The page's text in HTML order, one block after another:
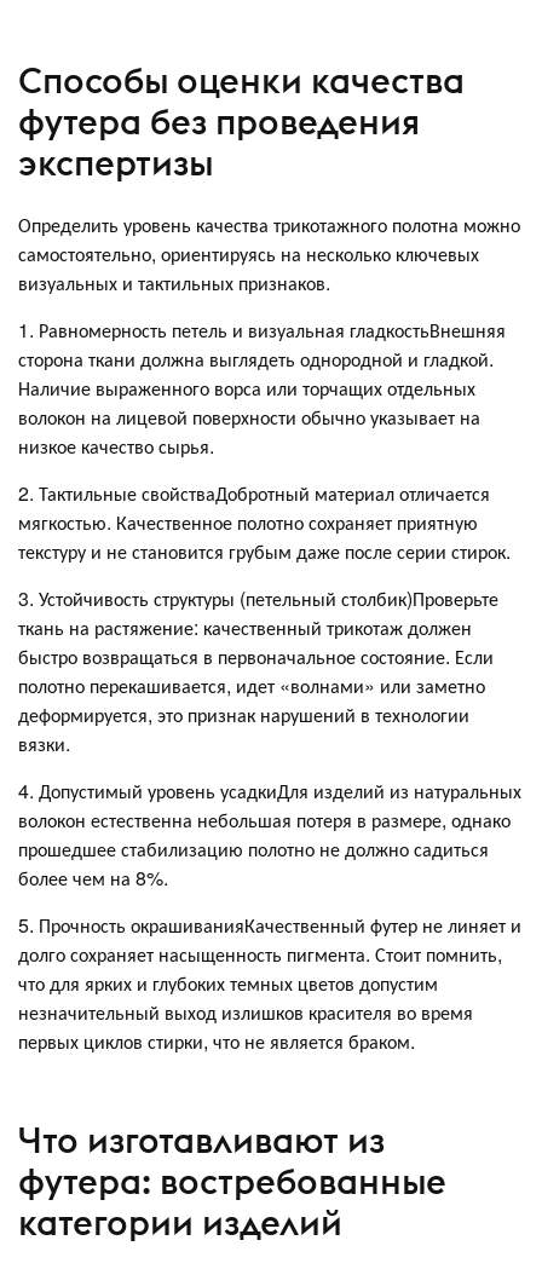
Способы оценки качества
футера без проведения
экспертизы
Определить уровень качества трикотажного полотна можно
самостоятельно, ориентируясь на несколько ключевых
визуальных и тактильных признаков.
1. Равномерность петель и визуальная гладкостьВнешняя
сторона ткани должна выглядеть однородной и гладкой.
Наличие выраженного ворса или торчащих отдельных
волокон на лицевой поверхности обычно указывает на
низкое качество сырья.
2. Тактильные свойстваДобротный материал отличается
мягкостью. Качественное полотно сохраняет приятную
текстуру и не становится грубым даже после серии стирок.
3. Устойчивость структуры (петельный столбик)Проверьте
ткань на растяжение: качественный трикотаж должен
быстро возвращаться в первоначальное состояние. Если
полотно перекашивается, идет «волнами» или заметно
деформируется, это признак нарушений в технологии
вязки.
4. Допустимый уровень усадкиДля изделий из натуральных
волокон естественна небольшая потеря в размере, однако
прошедшее стабилизацию полотно не должно садиться
более чем на 8%.
5. Прочность окрашиванияКачественный футер не линяет и
долго сохраняет насыщенность пигмента. Стоит помнить,
что для ярких и глубоких темных цветов допустим
незначительный выход излишков красителя во время
первых циклов стирки, что не является браком.
Что изготавливают из
футера: востребованные
категории изделий